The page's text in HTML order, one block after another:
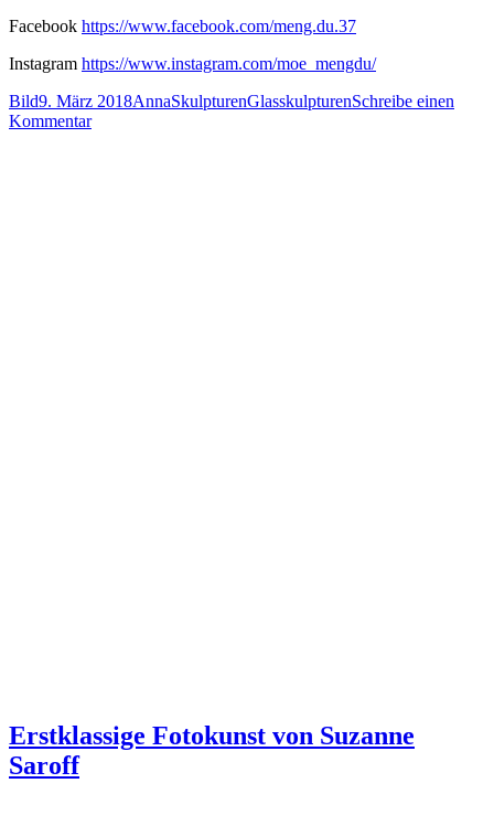
Facebook https://www.facebook.com/meng.du.37
Instagram https://www.instagram.com/moe_mengdu/
Format
BildVeröffentlicht
am
9. März 2018Autor
AnnaKategorien
SkulpturenSchlagwörter
GlasskulpturenSchreibe einen
Kommentarzu
Erstklassige Fotokunst von Suzanne
Saroff